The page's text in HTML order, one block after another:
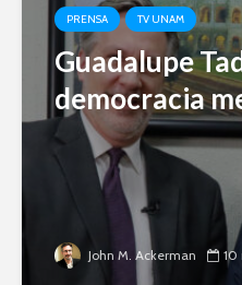
PRENSA TV UNAM
Guadalupe
democracia
John M. Ackerman 10